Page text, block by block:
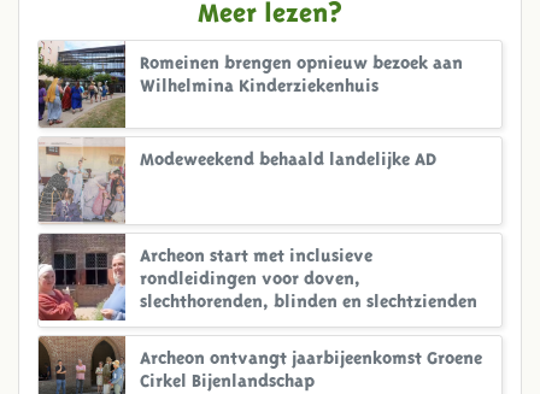
Meer lezen?
Romeinen brengen opnieuw bezoek aan
Wilhelmina Kinderziekenhuis
Modeweekend behaald landelijke AD
Archeon start met inclusieve
rondleidingen voor doven,
slechthorenden, blinden en slechtzienden
Archeon ontvangt jaarbijeenkomst Groene
Cirkel Bijenlandschap